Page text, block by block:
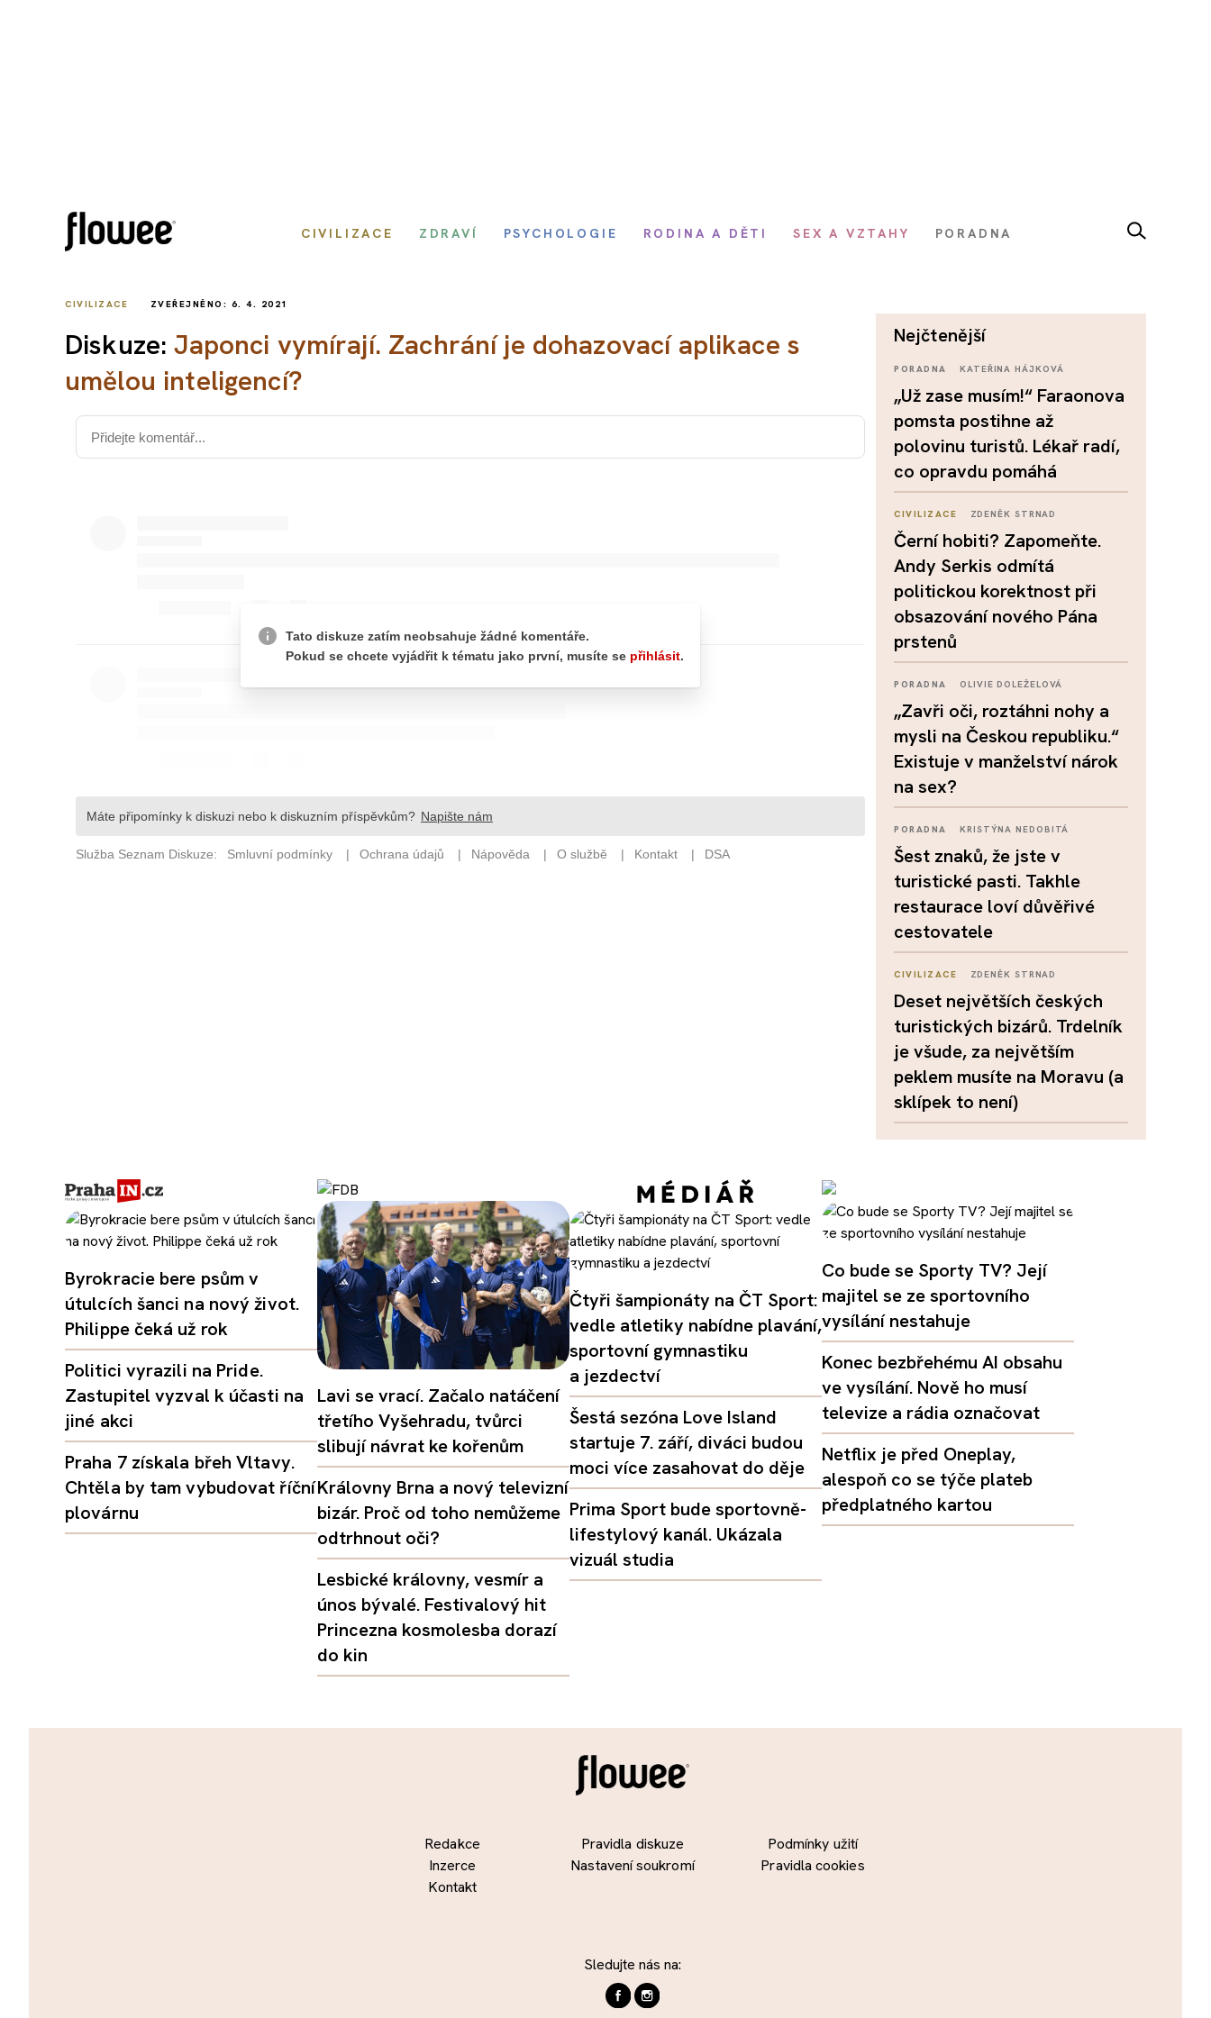
CIVILIZACE ZDRAVÍ PSYCHOLOGIE RODINA A DĚTI SEX A VZTAHY PORADNA
CIVILIZACE ZVEŘEJNĚNO: 6. 4. 2021
Diskuze:Japonci vymírají. Zachrání je dohazovací aplikace s
umělou inteligencí?
nejčtenější
PORADNA KATEŘINA HÁJKOVÁ
„Už zase musím!“ Faraonova
pomsta postihne až
polovinu turistů. Lékař radí,
co opravdu pomáhá
CIVILIZACE ZDENĚK STRNAD
Černí hobiti? Zapomeňte.
Andy Serkis odmítá
politickou korektnost při
obsazování nového Pána
prstenů
PORADNA OLIVIE DOLEŽELOVÁ
„Zavři oči, roztáhni nohy a
mysli na Českou republiku.“
Existuje v manželství nárok
na sex?
PORADNA KRISTÝNA NEDOBITÁ
Šest znaků, že jste v
turistické pasti. Takhle
restaurace loví důvěřivé
cestovatele
CIVILIZACE ZDENĚK STRNAD
Deset největších českých
turistických bizárů. Trdelník
je všude, za největším
peklem musíte na Moravu (a
sklípek to není)
Byrokracie bere psům v
útulcích šanci na nový život.
Philippe čeká už rok
Politici vyrazili na Pride.
Zastupitel vyzval k účasti na
jiné akci
Praha 7 získala břeh Vltavy.
Chtěla by tam vybudovat říční
plovárnu
Lavi se vrací. Začalo natáčení
třetího Vyšehradu, tvůrci
slibují návrat ke kořenům
Královny Brna a nový televizní
bizár. Proč od toho nemůžeme
odtrhnout oči?
Lesbické královny, vesmír a
únos bývalé. Festivalový hit
Princezna kosmolesba dorazí
do kin
Čtyři šampionáty na ČT Sport:
vedle atletiky nabídne plavání,
sportovní gymnastiku
a jezdectví
Šestá sezóna Love Island
startuje 7. září, diváci budou
moci více zasahovat do děje
Prima Sport bude sportovně-
lifestylový kanál. Ukázala
vizuál studia
Co bude se Sporty TV? Její
majitel se ze sportovního
vysílání nestahuje
Konec bezbřehému AI obsahu
ve vysílání. Nově ho musí
televize a rádia označovat
Netflix je před Oneplay,
alespoň co se týče plateb
předplatného kartou
Redakce
Inzerce
Kontakt
Pravidla diskuze
Nastavení soukromí
Podmínky užití
Pravidla cookies
Sledujte nás na: